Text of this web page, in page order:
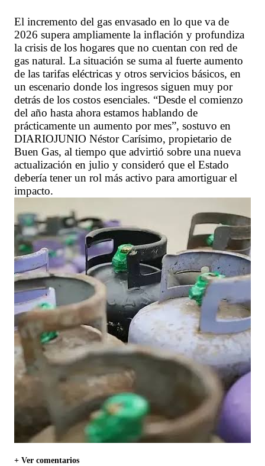
El incremento del gas envasado en lo que va de
2026 supera ampliamente la inflación y profundiza
la crisis de los hogares que no cuentan con red de
gas natural. La situación se suma al fuerte aumento
de las tarifas eléctricas y otros servicios básicos, en
un escenario donde los ingresos siguen muy por
detrás de los costos esenciales. “Desde el comienzo
del año hasta ahora estamos hablando de
prácticamente un aumento por mes”, sostuvo en
DIARIOJUNIO Néstor Carísimo, propietario de
Buen Gas, al tiempo que advirtió sobre una nueva
actualización en julio y consideró que el Estado
debería tener un rol más activo para amortiguar el
impacto.
+ Ver comentarios